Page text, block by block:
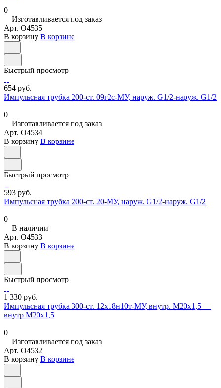
0
Изготавливается под заказ
Арт. O4535
В корзину В корзине
Быстрый просмотр
654 руб.
Импульсная трубка 200-ст. 09г2с-МУ, наруж. G1/2-наруж. G1/2
0
Изготавливается под заказ
Арт. O4534
В корзину В корзине
Быстрый просмотр
593 руб.
Импульсная трубка 200-ст. 20-МУ, наруж. G1/2-наруж. G1/2
0
В наличии
Арт. O4533
В корзину В корзине
Быстрый просмотр
1 330 руб.
Импульсная трубка 300-ст. 12х18н10т-МУ, внутр. М20х1,5 —
внутр М20х1,5
0
Изготавливается под заказ
Арт. O4532
В корзину В корзине